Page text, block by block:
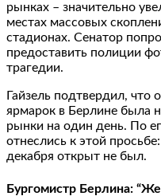
рынках – значительно
местах массовых
стадионах. Сенатор
предоставить полиции
трагедии.
Гайзель подтвердил, что
ярмарок в Берлине была
рынки на один день. По
отнеслись к этой
декабря открыт не был.
Бургомистр Берлина: